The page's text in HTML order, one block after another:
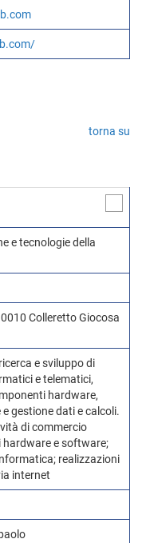
torna su
e tecnologie della
Colleretto Giocosa
e sviluppo di
e telematici,
hardware,
gestione dati e calcoli.
di commercio
hardware e software;
realizzazioni
internet